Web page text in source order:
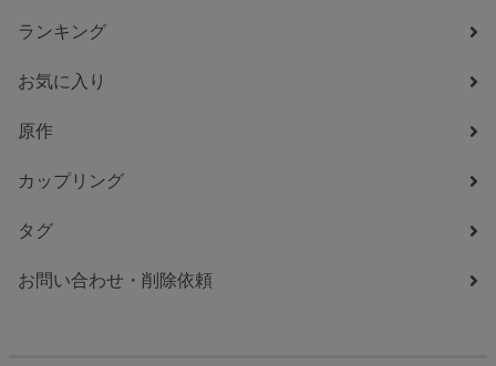
ランキング
お気に入り
原作
カップリング
タグ
お問い合わせ・削除依頼